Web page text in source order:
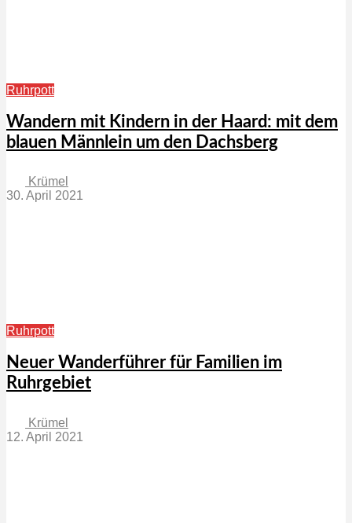
Ruhrpott
Wandern mit Kindern in der Haard: mit dem
blauen Männlein um den Dachsberg
Krümel
30. April 2021
Ruhrpott
Neuer Wanderführer für Familien im
Ruhrgebiet
Krümel
12. April 2021